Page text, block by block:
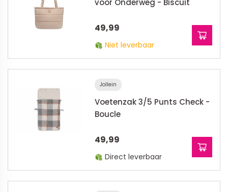
voor Onderweg - Biscuit
49,99
Niet leverbaar
Jollein
Voetenzak 3/5 Punts Check -
Boucle
49,99
Direct leverbaar